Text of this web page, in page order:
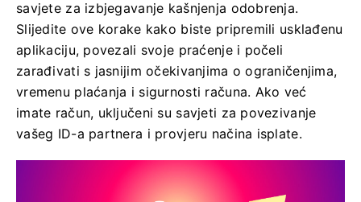
savjete za izbjegavanje kašnjenja odobrenja.
Slijedite ove korake kako biste pripremili usklađenu
aplikaciju, povezali svoje praćenje i počeli
zarađivati ​​s jasnijim očekivanjima o ograničenjima,
vremenu plaćanja i sigurnosti računa. Ako već
imate račun, uključeni su savjeti za povezivanje
vašeg ID-a partnera i provjeru načina isplate.